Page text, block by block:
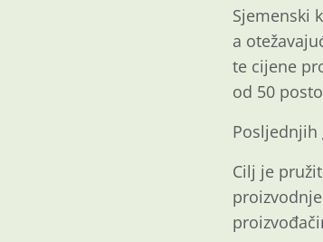
Sjemenski
a
te cijene
od 50
Posljednjih
Cilj je